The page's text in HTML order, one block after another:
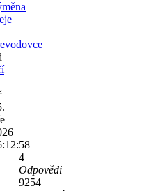
4
Odpovědi
9254